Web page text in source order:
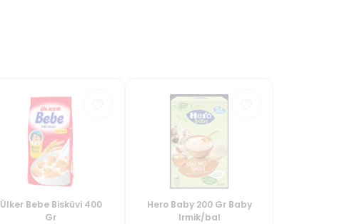
Ülker Bebe Bisküvi 400
Gr
Hero Baby 200 Gr Baby
Irmik/bal